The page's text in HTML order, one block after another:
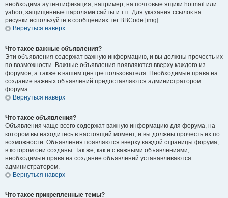
необходима аутентификация, например, на почтовые ящики hotmail или
yahoo, защищенные паролями сайты и т.п. Для указания ссылок на
рисунки используйте в сообщениях тег BBCode [img].
Вернуться наверх
Что такое важные объявления?
Эти объявления содержат важную информацию, и вы должны прочесть их
по возможности. Важные объявления появляются вверху каждого из
форумов, а также в вашем центре пользователя. Необходимые права на
создание важных объявлений предоставляются администратором
форума.
Вернуться наверх
Что такое объявления?
Объявления чаще всего содержат важную информацию для форума, на
котором вы находитесь в настоящий момент, и вы должны прочесть их по
возможности. Объявления появляются вверху каждой страницы форума,
в котором они созданы. Так же, как и с важными объявлениями,
необходимые права на создание объявлений устанавливаются
администратором.
Вернуться наверх
Что такое прикрепленные темы?